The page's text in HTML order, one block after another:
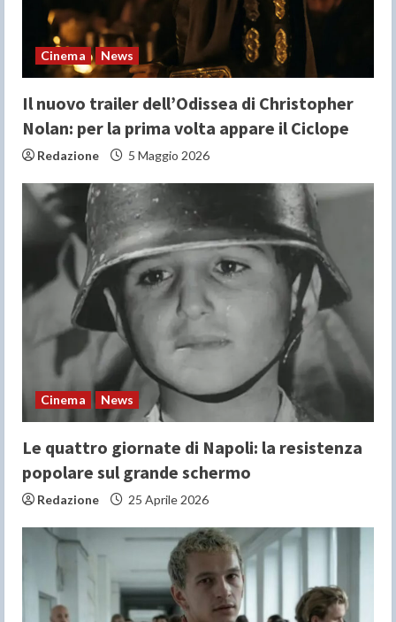
n
g
Cinema News
Il nuovo trailer dell’Odissea di Christopher
Nolan: per la prima volta appare il Ciclope
Redazione 5 Maggio 2026
Cinema News
Le quattro giornate di Napoli: la resistenza
popolare sul grande schermo
Redazione 25 Aprile 2026